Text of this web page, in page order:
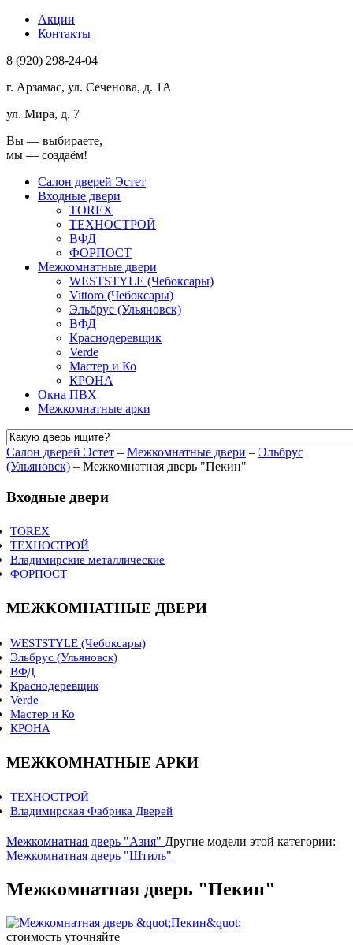
Акции
Контакты
8 (920) 298-24-04
г. Арзамас, ул. Сеченова, д. 1А
ул. Мира, д. 7
Вы ― выбираете,
мы ― создаём!
Салон дверей Эстет
Входные двери
TOREX
ТЕХНОСТРОЙ
ВФД
ФОРПОСТ
Межкомнатные двери
WESTSTYLE (Чебоксары)
Vittoro (Чебоксары)
Эльбрус (Ульяновск)
ВФД
Краснодеревщик
Verde
Мастер и Ко
КРОНА
Окна ПВХ
Межкомнатные арки
Салон дверей Эстет – Межкомнатные двери – Эльбрус
(Ульяновск) – Межкомнатная дверь "Пекин"
Входные двери
TOREX
ULTRA M
DELTA
SUPER OMEGA
ДПН
ТЕХНОСТРОЙ
СЕРИЯ ЭКОНОМ
СЕРИЯ СТАНДАРТ
Владимирские металлические
Стандарт
Оптима
ФОРПОСТ
МЕЖКОМНАТНЫЕ ДВЕРИ
WESTSTYLE (Чебоксары)
Коллекция SONATA
Коллекция TREND
Коллекция ELEGANCE
Коллекция LIBERTY
Коллекция STYLE
Эльбрус (Ульяновск)
ВФД
Классика
LINE
Краснодеревщик
линия 6000
линия 5000 CPL
линия 3000 шпон
линия 2000 CPL
линия 700
линия 500
линия 350 шпон
линия 300 шпон
Двери для офиса
Verde
Мастер и Ко
КРОНА
МЕЖКОМНАТНЫЕ АРКИ
ТЕХНОСТРОЙ
Владимирская Фабрика Дверей
Межкомнатная дверь "Азия" Другие модели этой категории:
Межкомнатная дверь "Штиль"
Межкомнатная дверь "Пекин"
стоимость уточняйте